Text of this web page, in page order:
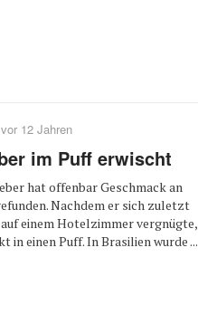
vor 12 Jahren
im Puff erwischt
hat offenbar Geschmack an
Nachdem er sich zuletzt
einem Hotelzimmer vergnügte,
in einen Puff. In Brasilien wurde ...